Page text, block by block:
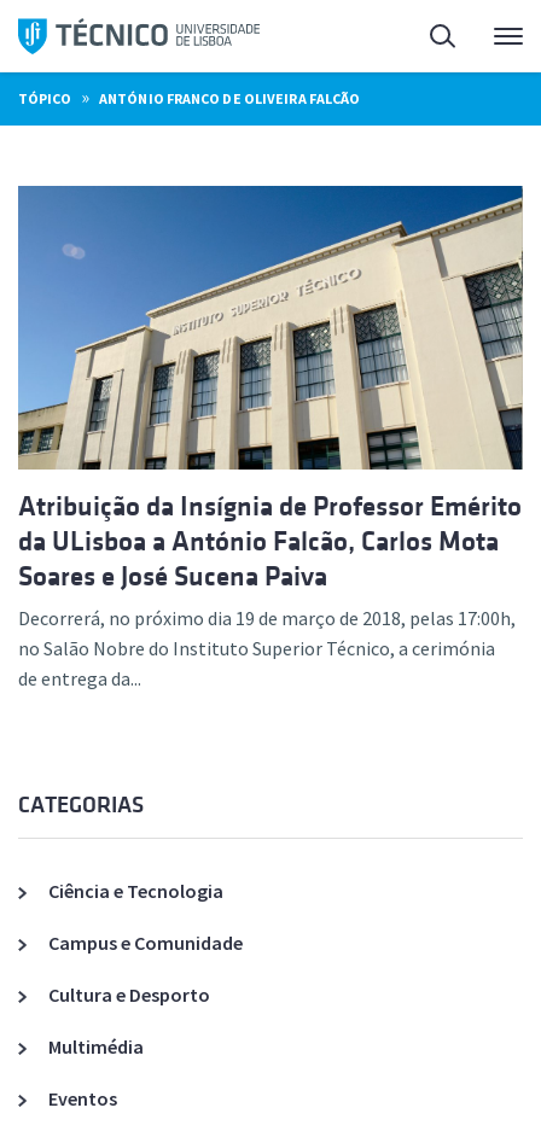
Saltar
para
o
conteúdo
Pesquisa
TÓPICO » ANTÓNIO FRANCO DE OLIVEIRA FALCÃO
Atribuição da Insígnia de Professor Emérito
da ULisboa a António Falcão, Carlos Mota
Soares e José Sucena Paiva
Decorrerá, no próximo dia 19 de março de 2018, pelas 17:00h,
no Salão Nobre do Instituto Superior Técnico, a cerimónia
de entrega da...
CATEGORIAS
Ciência e Tecnologia
Campus e Comunidade
Cultura e Desporto
Multimédia
Eventos